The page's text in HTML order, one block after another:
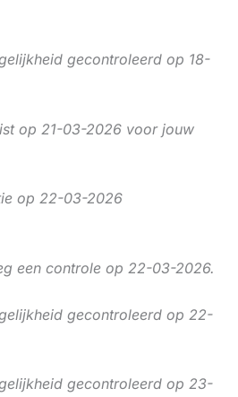
gecontroleerd op 18-
op 21-03-2026 voor jouw
op 22-03-2026
een controle op 22-03-2026.
gecontroleerd op 22-
gecontroleerd op 23-